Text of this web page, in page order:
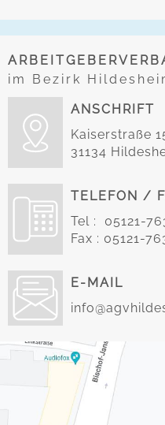
im Bezirk
ANSCHRIFT
Kaiserstraße
31134
TELEFON /
Tel : 05121-
Fax : 05121-
E-MAIL